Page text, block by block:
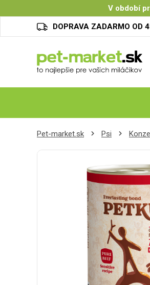
V období
DOPRAVA ZADARMO OD
Pet-market.sk Psi